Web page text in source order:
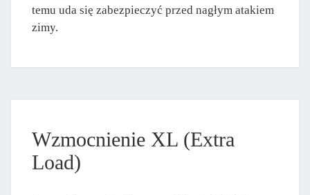
temu uda się zabezpieczyć przed nagłym atakiem
zimy.
Wzmocnienie XL (Extra
Load)